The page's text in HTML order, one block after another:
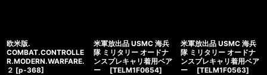
欧米版.
COMBAT.CONTROLLE
R.MODERN.WARFARE.
２ [p-368]
米軍放出品 USMC 海兵
隊 ミリタリー オードナ
ンスプレキャリ着用ベア
ー
[TELM1F0654]
米軍放出品 USMC 海兵
隊 ミリタリー オードナ
ンスプレキャリ着用ベア
ー
[TELM1F0563]